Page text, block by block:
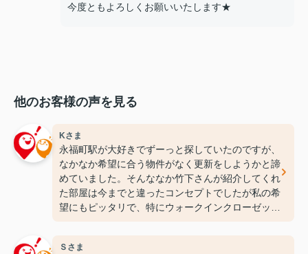
今度ともよろしくお願いいたします★
他のお客様の声を見る
Kさま
永福町駅が大好きでずーっと探していたのですが、
なかなか希望に合う物件がなく更新をしようかと諦
めていました。そんななか竹下さんが紹介してくれ
た部屋は今までと違ったコンセプトでしたが私の希
望にもピッタリで、特にウォークインクローゼット
Ｓさま